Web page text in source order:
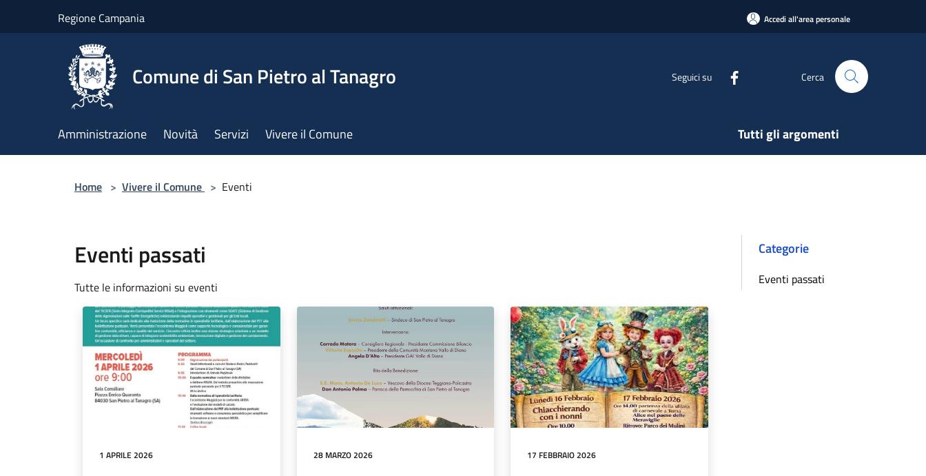
Regione Campania Accedi all'area personale
Comune di San Pietro al Tanagro Seguici su Cerca
Amministrazione Novità Servizi Vivere il Comune Tutti gli argomenti
Home > Vivere il Comune > Eventi
Eventi passati
Tutte le informazioni su eventi
1 APRILE 2026 28 MARZO 2026 17 FEBBRAIO 2026
Categorie
Eventi passati